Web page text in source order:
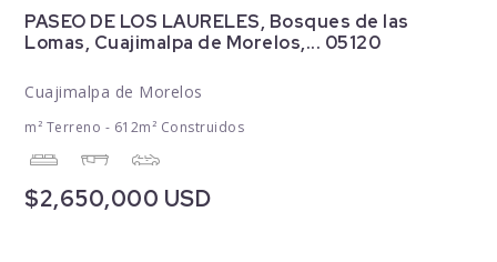
PASEO DE LOS LAURELES, Bosques de las
Lomas, Cuajimalpa de Morelos,... 05120
Cuajimalpa de Morelos
m² Terreno - 612m² Construidos
$2,650,000 USD